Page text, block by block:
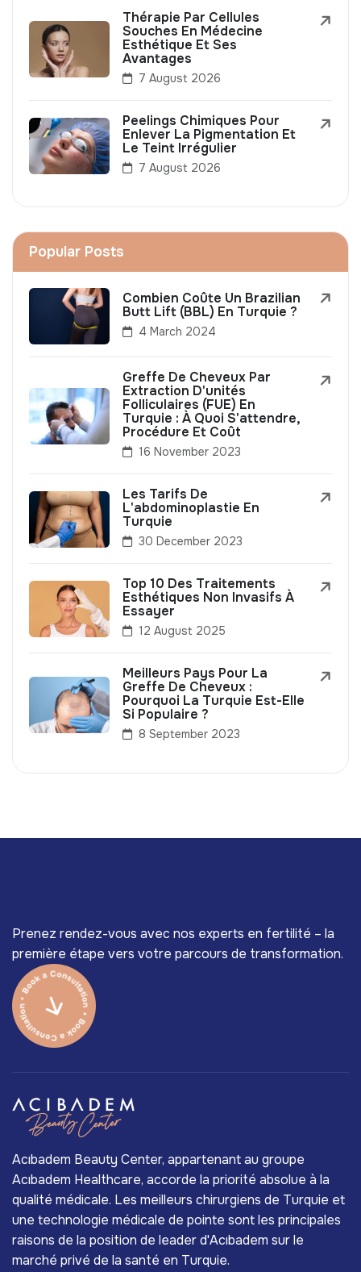
Thérapie Par Cellules
Souches En Médecine
Esthétique Et Ses
Avantages
7 August 2026
Peelings Chimiques Pour
Enlever La Pigmentation Et
Le Teint Irrégulier
7 August 2026
Popular Posts
Combien Coûte Un Brazilian
Butt Lift (BBL) En Turquie ?
4 March 2024
Greffe De Cheveux Par
Extraction D'unités
Folliculaires (FUE) En
Turquie : À Quoi S'attendre,
Procédure Et Coût
16 November 2023
Les Tarifs De
L'abdominoplastie En
Turquie
30 December 2023
Top 10 Des Traitements
Esthétiques Non Invasifs À
Essayer
12 August 2025
Meilleurs Pays Pour La
Greffe De Cheveux :
Pourquoi La Turquie Est-Elle
Si Populaire ?
8 September 2023
Prenez rendez-vous avec nos experts en fertilité – la
première étape vers votre parcours de transformation.
Acıbadem Beauty Center, appartenant au groupe
Acıbadem Healthcare, accorde la priorité absolue à la
qualité médicale. Les meilleurs chirurgiens de Turquie et
une technologie médicale de pointe sont les principales
raisons de la position de leader d'Acıbadem sur le
marché privé de la santé en Turquie.